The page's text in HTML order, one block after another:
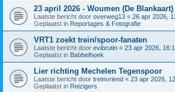
23 april 2026 - Woumen (De Blankaart)
Laatste bericht door overweg13 « 26 apr 2026,
Geplaatst in Reportages & Fotografie
VRT1 zoekt trein/spoor-fanaten
Laatste bericht door evibrutin « 23 apr 2026,
Geplaatst in Babbelhoek
Lier richting Mechelen Tegenspoor
Laatste bericht door treinvriend « 23 apr 2026,
Geplaatst in Reizigers